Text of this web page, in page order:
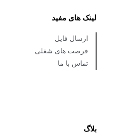
لینک های مفید
ارسال فایل
فرصت های شغلی
تماس با ما
بلاگ